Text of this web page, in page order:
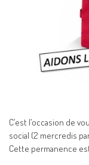
C’est l’occasion de
social (2 mercredis
Cette permanence